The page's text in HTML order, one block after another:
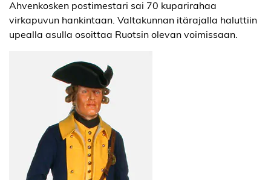
Ahvenkosken postimestari sai 70 kuparirahaa
virkapuvun hankintaan. Valtakunnan itärajalla haluttiin
upealla asulla osoittaa Ruotsin olevan voimissaan.